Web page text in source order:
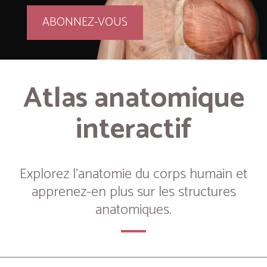
ABONNEZ-VOUS
Atlas anatomique
interactif
Explorez l’anatomie du corps humain et
apprenez-en plus sur les structures
anatomiques.